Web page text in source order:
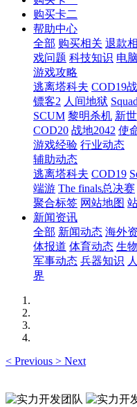
购买卡二
帮助中心
全部 购买相关 退款
戏问题 科技知识 电
游戏攻略
逃离塔科夫 COD19
镖客2 人间地狱
SCUM 黎明杀机 新
COD20 战地2042 使
游戏经验 行业动态
辅助动态
逃离塔科夫 COD19
端游 The finals总决赛
聚合标签 网站地图
新闻资讯
全部 新闻动态 海外
体报道 体育动态 生
军事动态 兵器知识
界
< Previous > Next